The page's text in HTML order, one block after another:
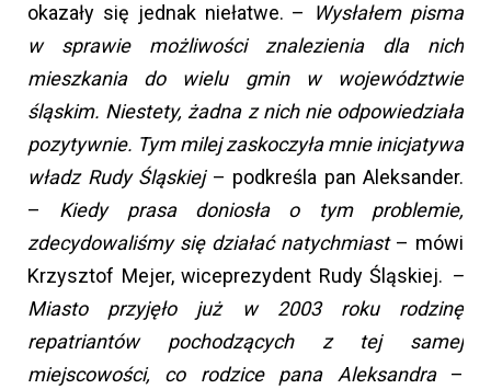
okazały się jednak niełatwe. –
Wysłałem pisma
w sprawie możliwości znalezienia dla nich
mieszkania do wielu gmin w województwie
śląskim. Niestety, żadna z nich nie odpowiedziała
pozytywnie. Tym milej zaskoczyła mnie inicjatywa
władz Rudy Śląskiej– podkreśla pan Aleksander.
– Kiedy prasa doniosła o tym problemie,
zdecydowaliśmy się działać natychmiast – mówi
Krzysztof Mejer, wiceprezydent Rudy Śląskiej. –
Miasto przyjęło już w 2003 roku rodzinę
repatriantów pochodzących z tej samej
miejscowości, co rodzice pana Aleksandra–